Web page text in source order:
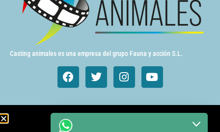
Casting animales es una empresa del grupo Fauna y acción S.L.
Animales de cine y TV